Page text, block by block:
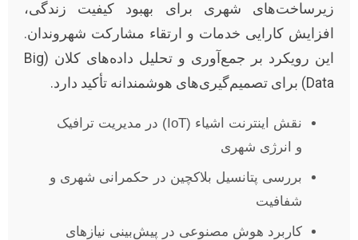
زیرساخت‌های شهری برای بهبود کیفیت زندگی،
افزایش کارایی خدمات و ارتقاء مشارکت شهروندان.
این رویکرد بر جمع‌آوری و تحلیل داده‌های کلان (Big
Data) برای تصمیم‌گیری‌های هوشمندانه تأکید دارد.
نقش اینترنت اشیاء (IoT) در مدیریت ترافیک
و انرژی شهری
بررسی پتانسیل بلاکچین در حکمرانی شهری و
شفافیت
کاربرد هوش مصنوعی در پیش‌بینی نیازهای